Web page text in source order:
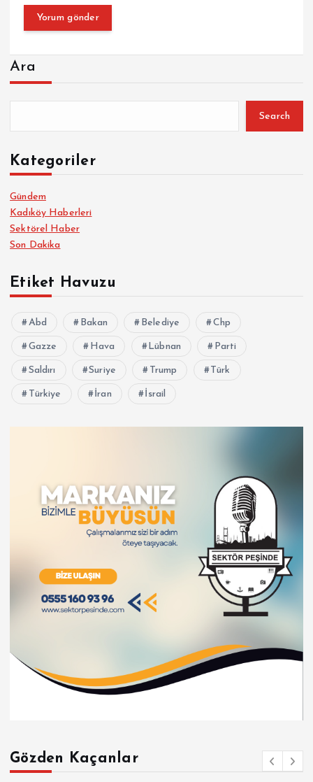
Ara
Search
Kategoriler
Gündem
Kadıköy Haberleri
Sektörel Haber
Son Dakika
Etiket Havuzu
Abd Bakan Belediye Chp
Gazze Hava Lübnan Parti
Saldırı Suriye Trump Türk
Türkiye İran İsrail
Gözden Kaçanlar